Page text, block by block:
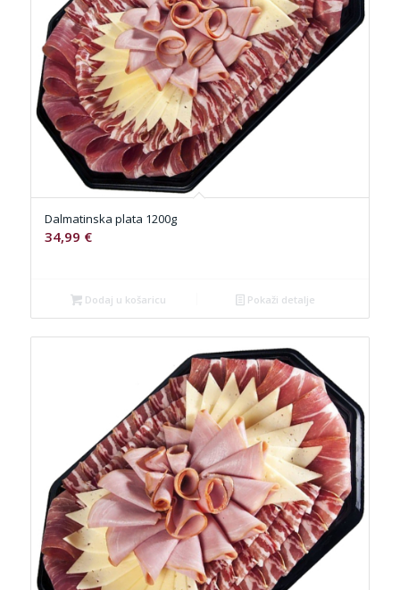
Dalmatinska plata 1200g
34,99 €
Dodaj u košaricu Pokaži detalje